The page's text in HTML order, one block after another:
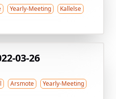
Yearly-Meeting Kallelse
03-26
Arsmote Yearly-Meeting